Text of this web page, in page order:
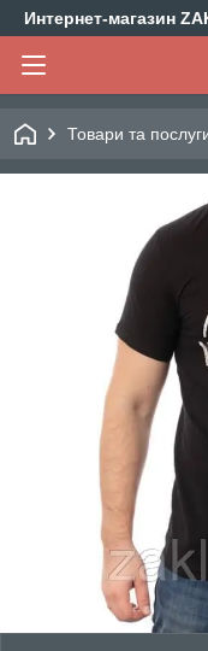
Интернет-магазин
Товари та